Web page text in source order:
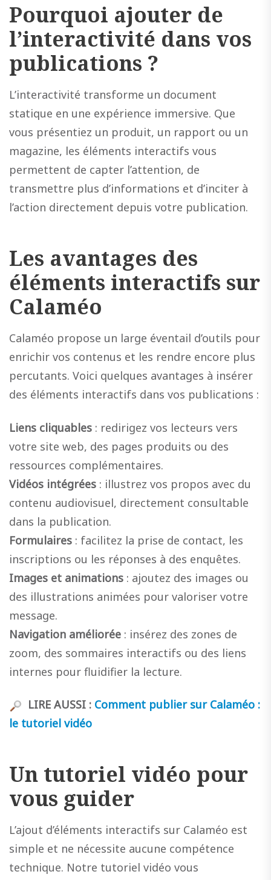
Pourquoi ajouter de
l’interactivité dans vos
publications ?
L’interactivité transforme un document
statique en une expérience immersive. Que
vous présentiez un produit, un rapport ou un
magazine, les éléments interactifs vous
permettent de capter l’attention, de
transmettre plus d’informations et d’inciter à
l’action directement depuis votre publication.
Les avantages des
éléments interactifs sur
Calaméo
Calaméo propose un large éventail d’outils pour
enrichir vos contenus et les rendre encore plus
percutants. Voici quelques avantages à insérer
des éléments interactifs dans vos publications :
Liens cliquables : redirigez vos lecteurs vers
votre site web, des pages produits ou des
ressources complémentaires.
Vidéos intégrées : illustrez vos propos avec du
contenu audiovisuel, directement consultable
dans la publication.
Formulaires : facilitez la prise de contact, les
inscriptions ou les réponses à des enquêtes.
Images et animations : ajoutez des images ou
des illustrations animées pour valoriser votre
message.
Navigation améliorée : insérez des zones de
zoom, des sommaires interactifs ou des liens
internes pour fluidifier la lecture.
LIRE AUSSI : Comment publier sur Calaméo :
le tutoriel vidéo
Un tutoriel vidéo pour
vous guider
L’ajout d’éléments interactifs sur Calaméo est
simple et ne nécessite aucune compétence
technique. Notre tutoriel vidéo vous